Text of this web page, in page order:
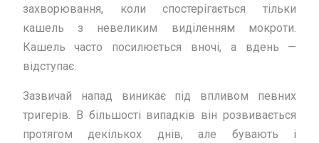
захворювання, коли спостерігається тільки
кашель з невеликим виділенням мокроти.
Кашель часто посилюється вночі, а вдень —
відступає.
Зазвичай напад виникає під впливом певних
тригерів. В більшості випадків він розвивається
протягом декількох днів, але бувають і